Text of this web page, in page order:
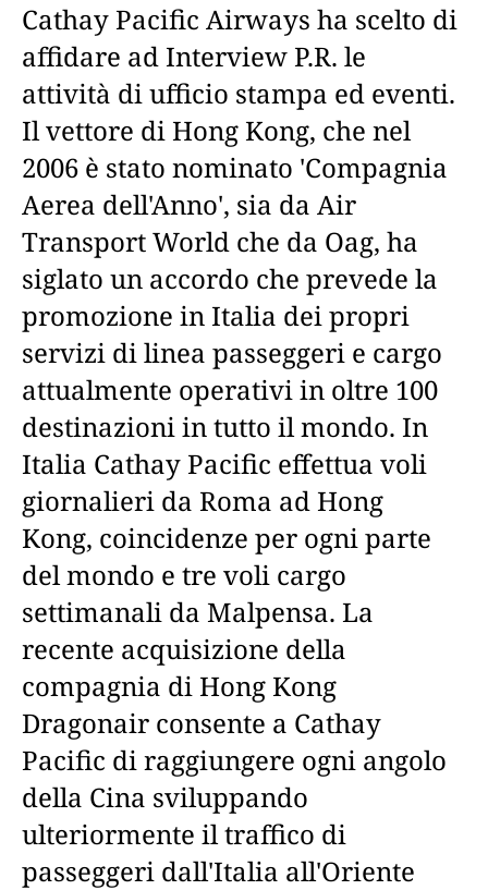
Cathay Pacific Airways ha scelto di
affidare ad Interview P.R. le
attività di ufficio stampa ed eventi.
Il vettore di Hong Kong, che nel
2006 è stato nominato 'Compagnia
Aerea dell'Anno', sia da Air
Transport World che da Oag, ha
siglato un accordo che prevede la
promozione in Italia dei propri
servizi di linea passeggeri e cargo
attualmente operativi in oltre 100
destinazioni in tutto il mondo. In
Italia Cathay Pacific effettua voli
giornalieri da Roma ad Hong
Kong, coincidenze per ogni parte
del mondo e tre voli cargo
settimanali da Malpensa. La
recente acquisizione della
compagnia di Hong Kong
Dragonair consente a Cathay
Pacific di raggiungere ogni angolo
della Cina sviluppando
ulteriormente il traffico di
passeggeri dall'Italia all'Oriente